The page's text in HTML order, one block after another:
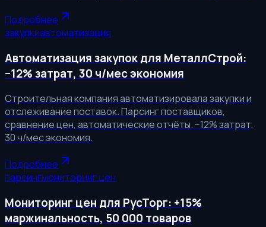
Подробнее
закупкиавтоматизация
Автоматизация закупок для МеталлСтрой:
−12% затрат, 30 ч/мес экономия
Строительная компания автоматизировала закупки и
отслеживание поставок. Парсинг поставщиков,
сравнение цен, автоматические отчёты. −12% затрат,
30 ч/мес экономия.
Подробнее
парсингмониторинг цен
Мониторинг цен для РусТорг: +15%
маржинальность, 50 000 товаров